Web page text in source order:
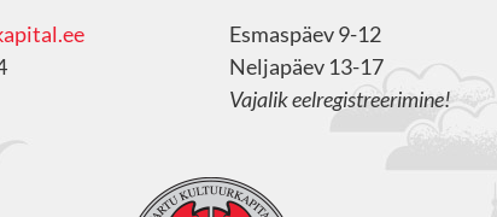
Esmaspäev 9-12
Neljapäev 13-17
Vajalik eelregistreerimine!